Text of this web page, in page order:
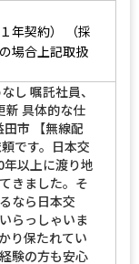
年契約）
（採
場合上記取扱
し 嘱託社員、
新 具体的な仕
市 【無線配
です。日本交
以上に渡り地
きました。そ
なら日本交
らっしゃいま
り保たれてい
験の方も安心